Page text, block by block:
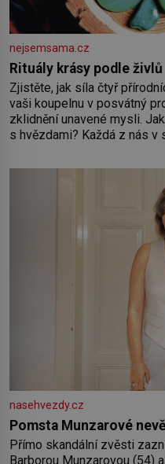
nejsemsama.cz
Rituály krásy podle živlů
Zjistěte, jak síla čtyř
vaši koupelnu v posvátný
zklidnění unavené mysli.
s hvězdami? Každá z nás
pokožky. Ohnivá znamení
nasehvezdy.cz
Pomsta Munzarové
Přímo skandální zvěsti
Barborou Munzarovou (54)